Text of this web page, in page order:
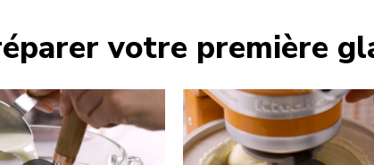
votre première